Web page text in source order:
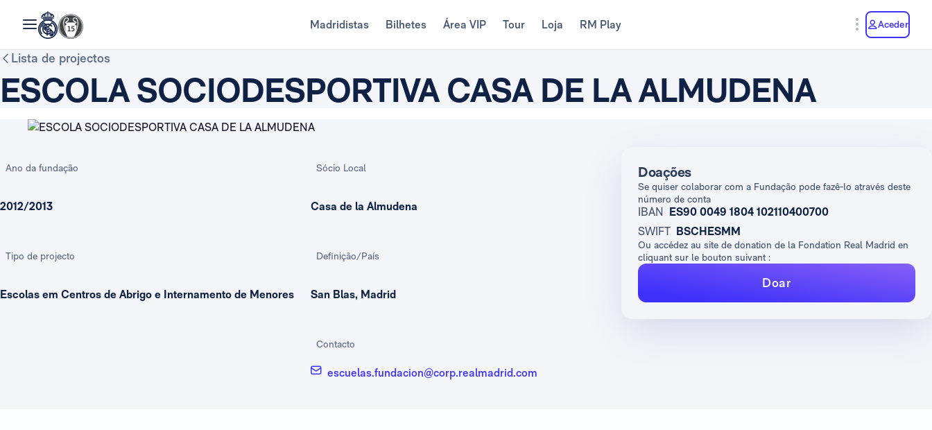
Madridistas Bilhetes Área VIP Tour Loja RM Play Aceder
Lista de projectos
ESCOLA SOCIODESPORTIVA CASA DE LA ALMUDENA
Ano da fundação
2012/2013
Tipo de projecto
Escolas em Centros de Abrigo e Internamento de Menores
Sócio Local
Casa de la Almudena
Definição/País
San Blas, Madrid
Contacto
escuelas.fundacion@corp.realmadrid.com
Doações
Se quiser colaborar com a Fundação pode fazê-lo através deste
número de conta
IBAN ES90 0049 1804 102110400700
SWIFT BSCHESMM
Ou accédez au site de donation de la Fondation Real Madrid en
cliquant sur le bouton suivant :
Doar